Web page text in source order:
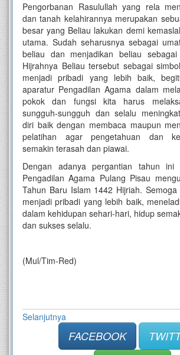
Pengorbanan Rasulullah yang rela
dan tanah kelahirannya merupakan
besar yang Beliau lakukan demi
utama. Sudah seharusnya sebagai
beliau dan menjadikan beliau
Hijrahnya Beliau tersebut sebagai
menjadi pribadi yang lebih baik,
aparatur Pengadilan Agama dalam
pokok dan fungsi kita harus
sungguh-sungguh dan selalu
diri baik dengan membaca maupun
pelatihan agar pengetahuan dan
semakin terasah dan piawai.
Dengan adanya pergantian tahun ini
Pengadilan Agama Pulang Pisau
Tahun Baru Islam 1442 Hijriah.
menjadi pribadi yang lebih baik,
dalam kehidupan sehari-hari, hidup
dan sukses selalu.
(Mul/Tim-Red)
Selanjutnya
FACEBOOK